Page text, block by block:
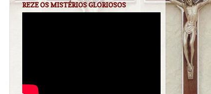
REZE OS MISTÉRIOS GLORIOSOS